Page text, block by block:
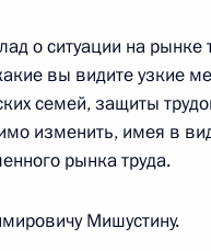
о ситуации на рынке
вы видите узкие
семей, защиты
изменить, имея в
рынка труда.
Мишустину.